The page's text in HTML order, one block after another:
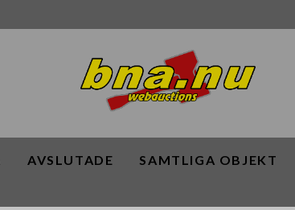
AVSLUTADE SAMTLIGA OBJEKT